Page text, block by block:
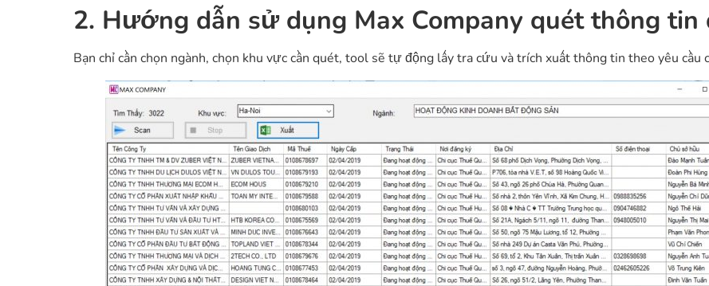
2. Hướng dẫn sử dụng Max Company quét thông tin
Bạn chỉ cần chọn ngành, chọn khu vực cần quét, tool sẽ tự động lấy tra cứu và trích xuất thông tin theo yêu cầu